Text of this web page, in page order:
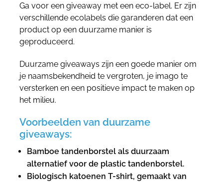
Ga voor een giveaway met een eco-label. Er zijn
verschillende ecolabels die garanderen dat een
product op een duurzame manier is
geproduceerd.
Duurzame giveaways zijn een goede manier om
je naamsbekendheid te vergroten, je imago te
versterken en een positieve impact te maken op
het milieu.
Voorbeelden van duurzame
giveaways:
Bamboe tandenborstel als duurzaam
alternatief voor de plastic tandenborstel.
Biologisch katoenen T-shirt, gemaakt van